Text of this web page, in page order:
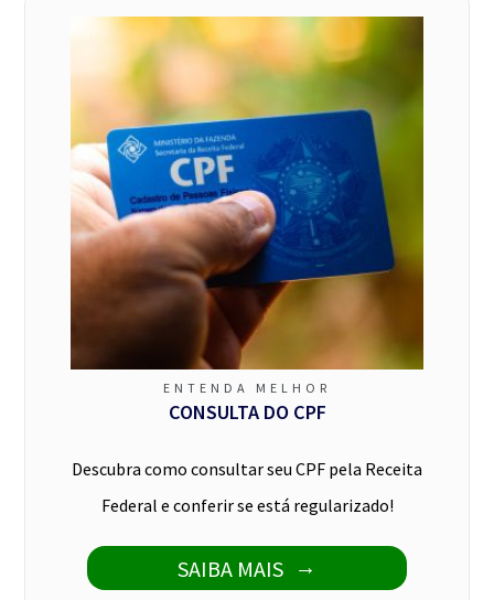
ENTENDA MELHOR
CONSULTA DO CPF
Descubra como consultar seu CPF pela Receita
Federal e conferir se está regularizado!
SAIBA MAIS